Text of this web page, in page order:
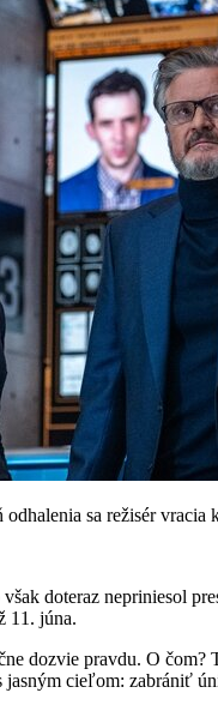
sa režisér vracia
doteraz nepriniesol
11. júna.
dozvie pravdu. O
jasným cieľom: zabrániť